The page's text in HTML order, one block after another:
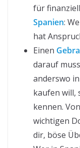
für
Spanien:
hat
Einen
darauf
anderswo
kaufen will,
kennen.
wichtigen
dir, böse